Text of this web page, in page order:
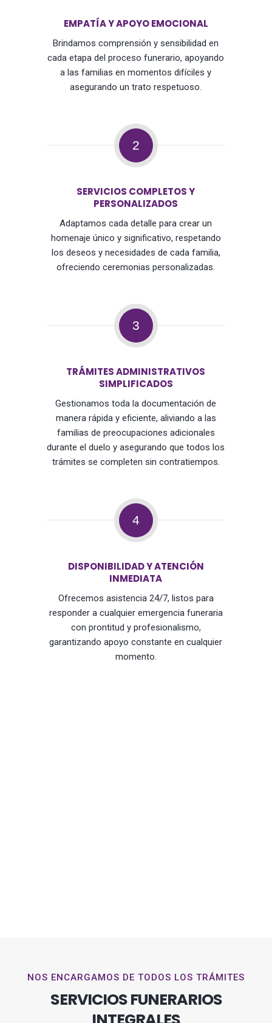
EMPATÍA Y APOYO EMOCIONAL
Brindamos comprensión y sensibilidad en
cada etapa del proceso funerario, apoyando
a las familias en momentos difíciles y
asegurando un trato respetuoso.
2
SERVICIOS COMPLETOS Y
PERSONALIZADOS
Adaptamos cada detalle para crear un
homenaje único y significativo, respetando
los deseos y necesidades de cada familia,
ofreciendo ceremonias personalizadas.
3
TRÁMITES ADMINISTRATIVOS
SIMPLIFICADOS
Gestionamos toda la documentación de
manera rápida y eficiente, aliviando a las
familias de preocupaciones adicionales
durante el duelo y asegurando que todos los
trámites se completen sin contratiempos.
4
DISPONIBILIDAD Y ATENCIÓN
INMEDIATA
Ofrecemos asistencia 24/7, listos para
responder a cualquier emergencia funeraria
con prontitud y profesionalismo,
garantizando apoyo constante en cualquier
momento.
NOS ENCARGAMOS DE TODOS LOS TRÁMITES
SERVICIOS FUNERARIOS